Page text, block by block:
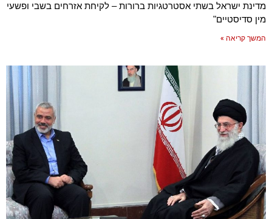
מדינת ישראל בשתי אסטרטגיות ברורות – לקיחת אזרחים בשבי ופשעי
מין סדיסטיים"
המשך קריאה »